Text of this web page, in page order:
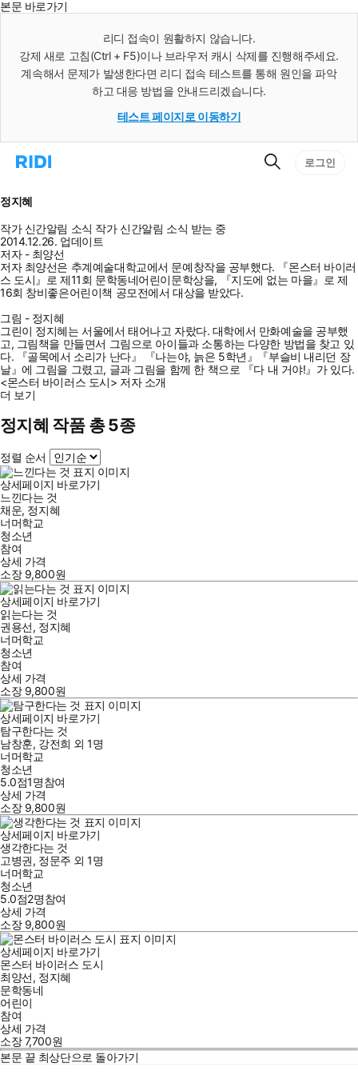
본문 바로가기
리디 접속이 원활하지 않습니다.
강제 새로 고침(Ctrl + F5)이나 브라우저 캐시 삭제를 진행해주세요.
계속해서 문제가 발생한다면 리디 접속 테스트를 통해 원인을 파악
하고 대응 방법을 안내드리겠습니다.
테스트 페이지로 이동하기
리
으
로
이
동
검
로그인
정지혜
작가 신간알림 소식 작가 신간알림 소식 받는 중
2014.12.26. 업데이트
저자 - 최양선
저자 최양선은 추계예술대학교에서 문예창작을 공부했다. 『몬스터 바이러
스 도시』로 제11회 문학동네어린이문학상을, 『지도에 없는 마을』로 제
16회 창비좋은어린이책 공모전에서 대상을 받았다.
그림 - 정지혜
그린이 정지혜는 서울에서 태어나고 자랐다. 대학에서 만화예술을 공부했
고, 그림책을 만들면서 그림으로 아이들과 소통하는 다양한 방법을 찾고 있
다. 『골목에서 소리가 난다』 『나는야, 늙은 5학년』『부슬비 내리던 장
날』에 그림을 그렸고, 글과 그림을 함께 한 책으로 『다 내 거야!』가 있다.
<몬스터 바이러스 도시> 저자 소개
더 보기
정지혜 작품 총 5종
정렬 순서
상세페이지 바로가기
느낀다는 것
채운, 정지혜
너머학교
청소년
참여
상세 가격
소장 9,800원
상세페이지 바로가기
읽는다는 것
권용선, 정지혜
너머학교
청소년
참여
상세 가격
소장 9,800원
상세페이지 바로가기
탐구한다는 것
남창훈, 강전희 외1명
너머학교
청소년
5.0점1명참여
상세 가격
소장 9,800원
상세페이지 바로가기
생각한다는 것
고병권, 정문주 외1명
너머학교
청소년
5.0점2명참여
상세 가격
소장 9,800원
상세페이지 바로가기
몬스터 바이러스 도시
최양선, 정지혜
문학동네
어린이
참여
상세 가격
소장7,700원
본문 끝 최상단으로 돌아가기